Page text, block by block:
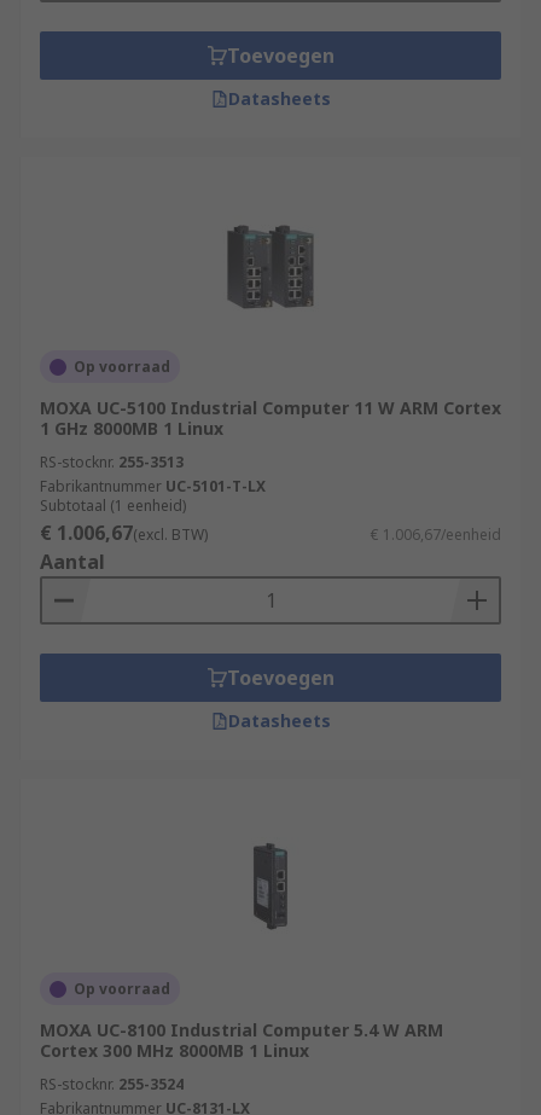
Toevoegen
Datasheets
Op voorraad
MOXA UC-5100 Industrial Computer 11 W ARM Cortex
1 GHz 8000MB 1 Linux
RS-stocknr. 255-3513
Fabrikantnummer UC-5101-T-LX
Subtotaal (1 eenheid)
€ 1.006,67(excl. BTW) € 1.006,67/eenheid
Aantal
Toevoegen
Datasheets
Op voorraad
MOXA UC-8100 Industrial Computer 5.4 W ARM
Cortex 300 MHz 8000MB 1 Linux
RS-stocknr. 255-3524
Fabrikantnummer UC-8131-LX